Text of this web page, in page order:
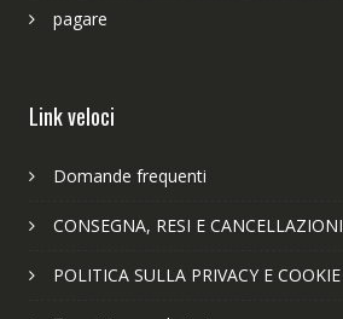
pagare
Link veloci
Domande frequenti
CONSEGNA, RESI E CANCELLAZIONI
POLITICA SULLA PRIVACY E COOKIE